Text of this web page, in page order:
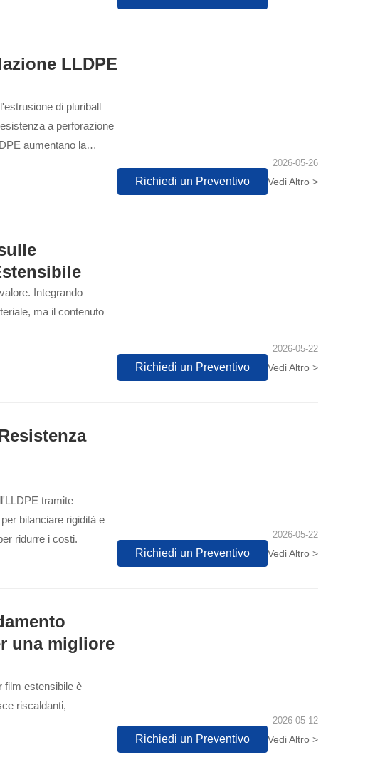
LLDPE
di pluriball
a perforazione
aumentano la
2026-05-26
Richiedi un Preventivo Vedi Altro >
Integrando
ma il contenuto
2026-05-22
Richiedi un Preventivo Vedi Altro >
tramite
bilanciare rigidità e
ridurre i costi.
2026-05-22
Richiedi un Preventivo Vedi Altro >
una migliore
film estensibile è
riscaldanti,
2026-05-12
Richiedi un Preventivo Vedi Altro >